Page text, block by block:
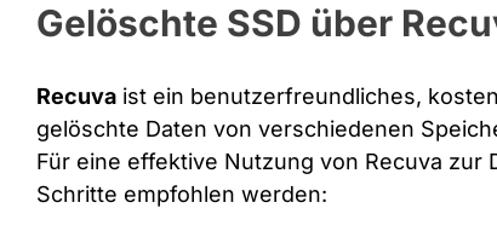
Gelöschte SSD über
Recuvaist ein benutzerfreundliches,
gelöschte Daten von verschiedenen
Für eine effektive Nutzung von Recuva
Schritte empfohlen werden: